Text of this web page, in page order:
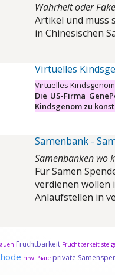
Wahrheit oder
Artikel und muss
in Chinesischen
Virtuelles
Virtuelles
Die US-Firma
Kindsgenom zu
Samenbank -
Samenbanken wo
Für Samen
verdienen wollen
Anlaufstellen in
Fruchtbarkeit Fruchtbarkeit
nrw Paare private